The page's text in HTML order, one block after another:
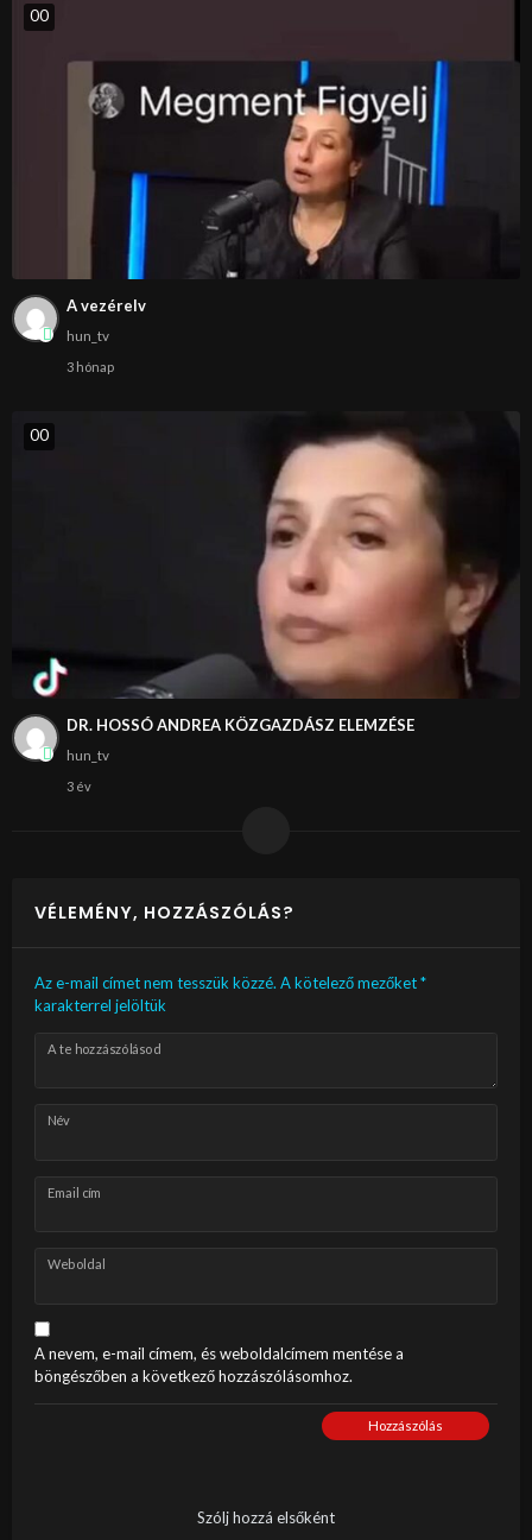
00
A vezérelv
hun_tv
3 hónap
00
DR. HOSSÓ ANDREA KÖZGAZDÁSZ ELEMZÉSE
hun_tv
3 év
VÉLEMÉNY, HOZZÁSZÓLÁS?
Az e-mail címet nem tesszük közzé. A kötelező mezőket*
karakterrel jelöltük
A te hozzászólásod
Név
Email cím
Weboldal
A nevem, e-mail címem, és weboldalcímem mentése a
böngészőben a következő hozzászólásomhoz.
Hozzászólás
Szólj hozzá elsőként